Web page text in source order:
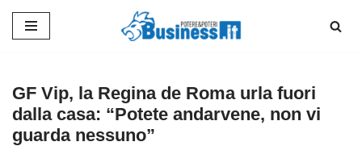
contenuto
GF Vip, la Regina de Roma urla fuori
dalla casa: “Potete andarvene, non vi
guarda nessuno”